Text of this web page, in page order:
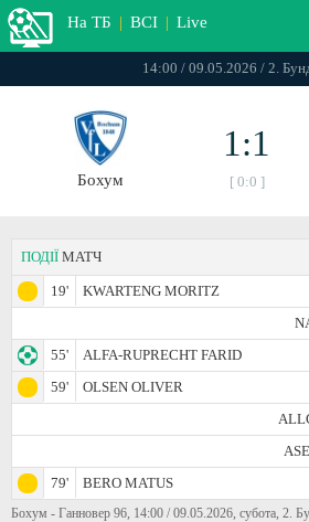
На ТБ | ВСІ | Live
14:00 / 09.05.2026 / 2.
Бохум
1:1
[ 0:0 ]
ПОДІЇ МАТЧ
19'
KWARTENG MORITZ
55'
ALFA-RUPRECHT FARID
59'
OLSEN OLIVER
79'
BERO MATUS
Бохум - Ганновер 96, 14:00 / 09.05.2026, субота, 2.